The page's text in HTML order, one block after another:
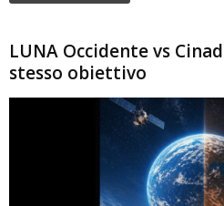
LUNA Occidente vs
stesso obiettivo